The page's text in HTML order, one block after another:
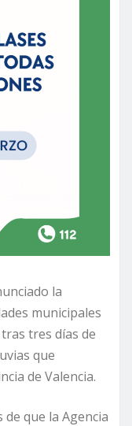
la
municipales
tres días de
que
de Valencia.
que la Agencia